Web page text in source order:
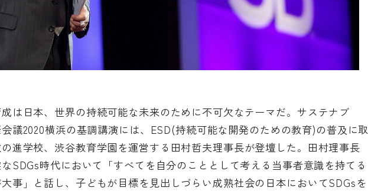
は日本、世界の持続可能な未来のために不可欠なテーマだ。サステナブ
議2020横浜の基調講演には、ESD(持続可能な開発のための教育)の普及に取
進学校、渋谷教育学園を運営する田村哲夫理事長が登壇した。田村理事長
SDGs時代において「すべてを自分のこととして考える当事者意識を持てる
事」と話し、子どもが目標を見出しづらい成熟社会の日本においてSDGsを